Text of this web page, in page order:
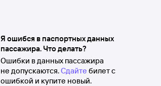
Я ошибся в паспортных данных
пассажира. Что делать?
Ошибки в данных пассажира
не допускаются.Сдайте билет с
ошибкой и купите новый.